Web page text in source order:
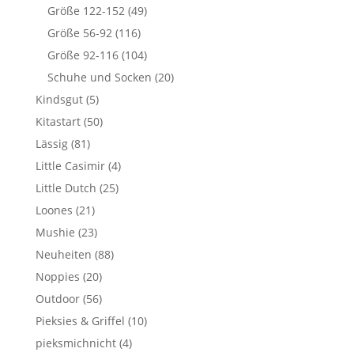
Größe 122-152 (49)
Größe 56-92 (116)
Größe 92-116 (104)
Schuhe und Socken (20)
Kindsgut (5)
Kitastart (50)
Lässig (81)
Little Casimir (4)
Little Dutch (25)
Loones (21)
Mushie (23)
Neuheiten (88)
Noppies (20)
Outdoor (56)
Pieksies & Griffel (10)
pieksmichnicht (4)